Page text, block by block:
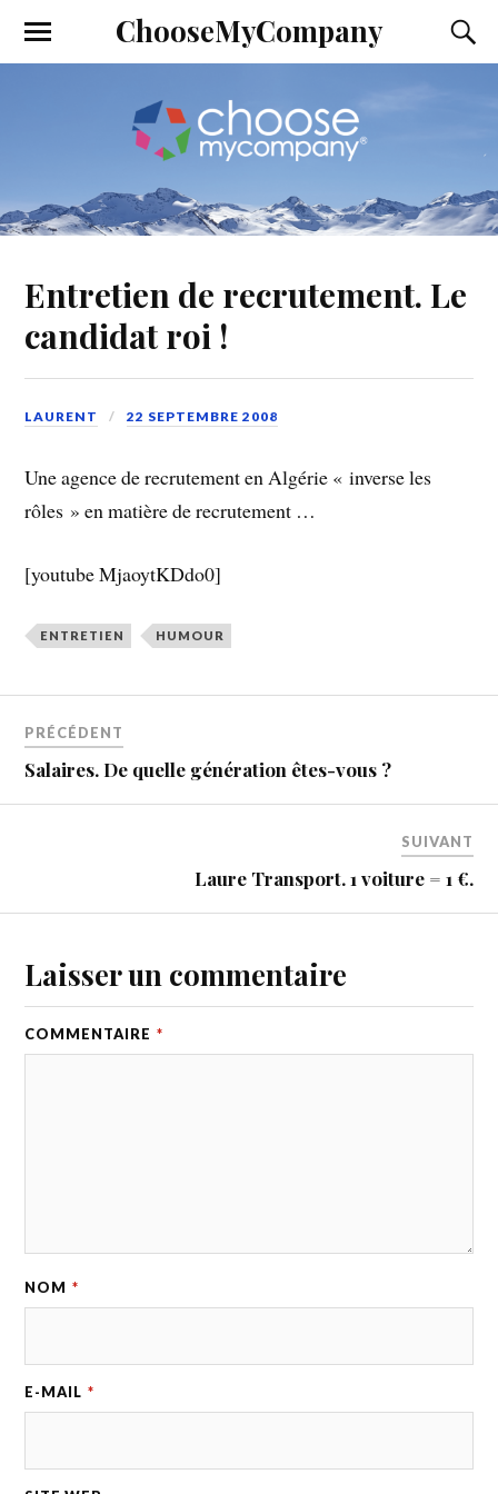
ChooseMyCompany
Entretien de recrutement. Le
candidat roi !
LAURENT 22 SEPTEMBRE 2008
Une agence de recrutement en Algérie « inverse les
rôles » en matière de recrutement …
[youtube MjaoytKDdo0]
ENTRETIEN HUMOUR
PRÉCÉDENT
Salaires. De quelle génération êtes-vous ?
SUIVANT
Laure Transport. 1 voiture = 1 €.
Laisser un commentaire
COMMENTAIRE *
NOM *
E-MAIL *